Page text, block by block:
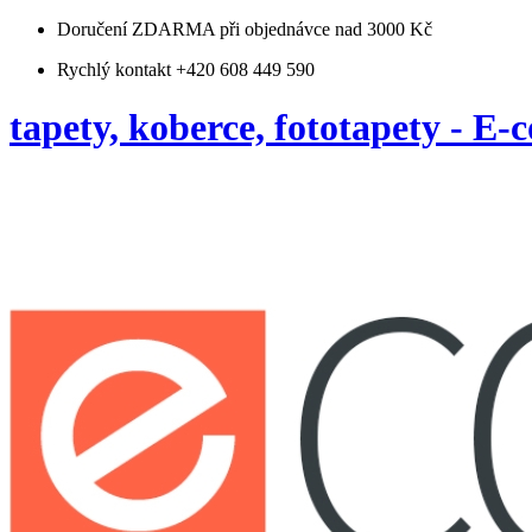
Doručení ZDARMA při objednávce nad 3000 Kč
Rychlý kontakt +420 608 449 590
tapety, koberce, fototapety - E-